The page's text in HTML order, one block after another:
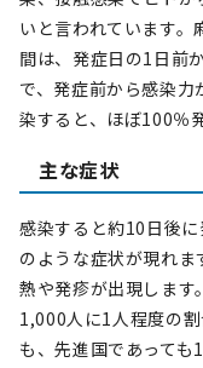
いと言われています
間は、発症日の1日前
で、発症前から感染
染すると、ほぼ100％
主な症状
感染すると約10日後
のような症状が現れ
熱や発疹が出現しま
1,000人に1人程度の
も、先進国であっても